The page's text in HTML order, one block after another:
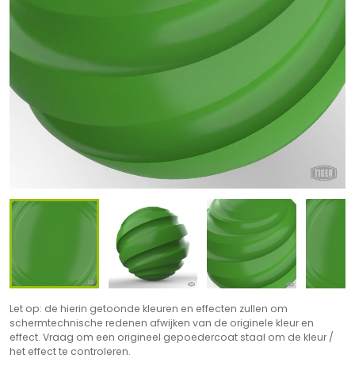
Let op: de hierin getoonde kleuren en effecten zullen om
schermtechnische redenen afwijken van de originele kleur en
effect. Vraag om een origineel gepoedercoat staal om de kleur /
het effect te controleren.